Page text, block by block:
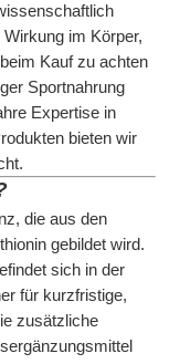
im Körper,
Kauf zu achten
Sportnahrung
Expertise in
bieten wir
die aus den
gebildet wird.
sich in der
für kurzfristige,
zusätzliche